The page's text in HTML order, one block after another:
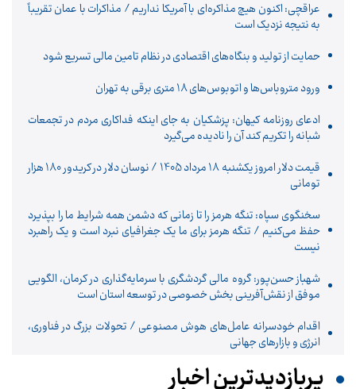
عراقچی: اکنون هیچ مذاکره‌ای با آمریکا نداریم / مذاکرات با عمان تقریباً
به نتیجه نزدیک است
حمایت از تولید و بنگاه‌های اقتصادی در نظام تامین مالی تسریع شود
ورود متروباس‌ها و اتوبوس‌های 18 متری برقی به تهران
ادعای روزنامه کیهان: پزشکیان به جای اینکه فداکاری مردم در تجمعات
شبانه را تکریم کند آن را نادیده می‌گیرد
قیمت دلار امروز یکشنبه 18 مرداد 1405 / نوسان دلار در کریدور 180 هزار
تومانی
سخنگوی سپاه: تنگه هرمز را تا زمانی که دشمن همه‌ شرایط ما را بپذیرد
حفظ می‌کنیم / تنگه هرمز برای ما یک جغرافیای نبرد است و یک راهبرد
نیست
شهباز حسن‌پور: گروه مالی گردشگری با سرمایه‌گذاری در کرمان، الگویی
موفق از نقش‌آفرینی بخش خصوصی در توسعه استان است
اقدام خودسرانه عامل‌های هوش مصنوعی / تحولات بزرگ در فناوری،
انرژی و بازارهای جهانی
پربازدیدترین اخبار